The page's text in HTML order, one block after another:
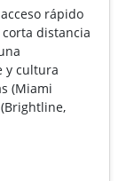
rápido
distancia
y cultura
(Miami